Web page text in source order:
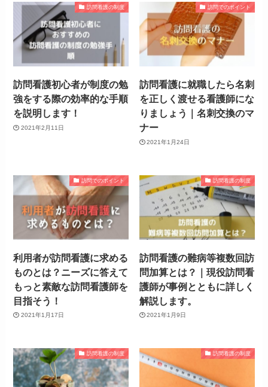
訪問看護の制度
訪問看護初心者が制度の勉
強をする際の効率的な手順
を説明します！
2021年2月11日
訪問でのポイント
訪問看護に就職したら名刺
を正しく渡せる看護師にな
りましょう｜名刺交換のマ
ナー
2021年1月24日
訪問でのポイント
利用者が訪問看護に求める
ものとは？ニーズに答えて
もっと素敵な訪問看護師を
目指そう！
2021年1月17日
訪問看護の制度
訪問看護の難病等複数回訪
問加算とは？｜現役訪問看
護師が事例とともに詳しく
解説します。
2021年1月9日
訪問看護の制度 訪問看護の制度